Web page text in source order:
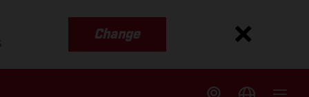
Change